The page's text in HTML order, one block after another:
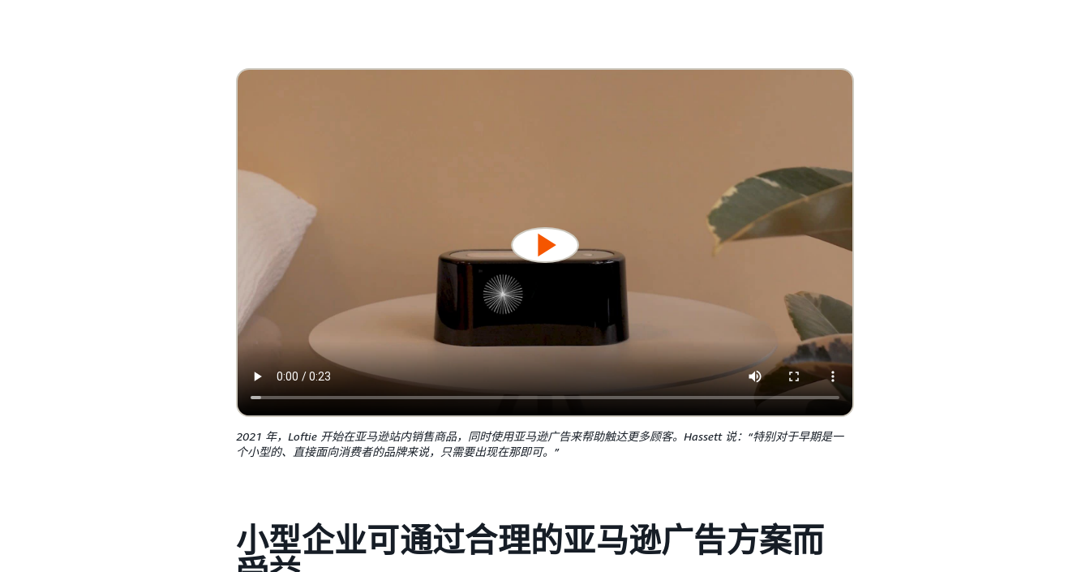
2021 年，Loftie 开始在亚马逊站内销售商品，同时使用亚马逊广告来帮助触达更多顾客。Hassett 说：“特别对于早期是一
个小型的、直接面向消费者的品牌来说，只需要出现在那即可。”
小型企业可通过合理的亚马逊广告方案而